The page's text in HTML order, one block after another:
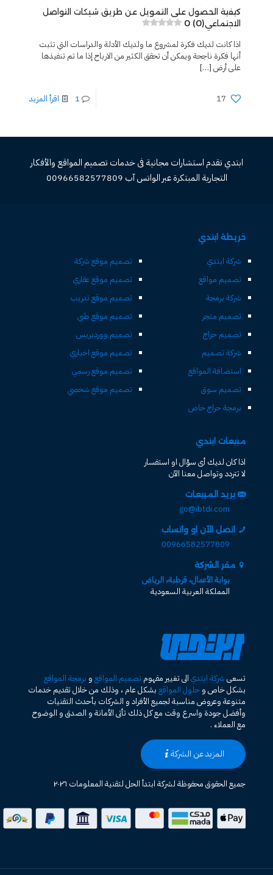
كيفية الحصول على التمويل عن طريق شبكات التواصل
الاجتماعي0 (0)
اذا كانت لديك فكرة لمشروع ما ولديك الأدلة والدراسات التي تثبت
أنها فكرة ناجحة ويمكن أن تحقق الكثير من الارباح إذا ما تم تنفيذها
على أرض […]
17
1 اقرأ المزيد
ابتدي تقدم استشارات مجانية فى خدمات تصميم المواقع والأفكار
التجارية المبتكرة عبر الواتس آب 00966582577809
خريطة ابتدي
شركة ابتدي
تصميم مواقع
شركة برمجة
تصميم متجر
تصميم حراج
شركة تصميم
استضافة المواقع
تصميم سوق
برمجة حراج خاص
تصميم موقع شركة
تصميم موقع عقاري
تصميم موقع تدريب
تصميم موقع طبي
تصميم ووردبريس
تصميم موقع اخباري
تصميم موقع رسمي
تصميم موقع شخصي
مبيعات ابتدي
اذا كان لديك أى سؤال او استفسار
لا تتردد وتواصل معنا الآن
بريد المبيعات
go@ibtdi.com
اتصل الآن او واتساب
00966582577809
مقر الشركة
بوابة الأعمال، قرطبة، الرياض
المملكة العربية السعودية
تسعى شركة ابتدي الى تغيير مفهوم تصميم المواقع و برمجة المواقع
بشكل خاص و حلول المواقع بشكل عام ، وذلك من خلال تقديم خدمات
متنوعة وعروض مناسبة لجميع الأفراد و الشركات بأحدث التقنيات
وأفضل جودة واسرع وقت مع كل ذلك تأتى الأمانة و الصدق و الوضوح
مع العملاء .
المزيد عن الشركة
جميع الحقوق محفوظة لشركة ابتدأ الحل لتقنية المعلومات ٢٠٢٦